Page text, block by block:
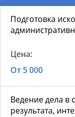
Подготовка
От 5 000
Ведение дела в
результата,